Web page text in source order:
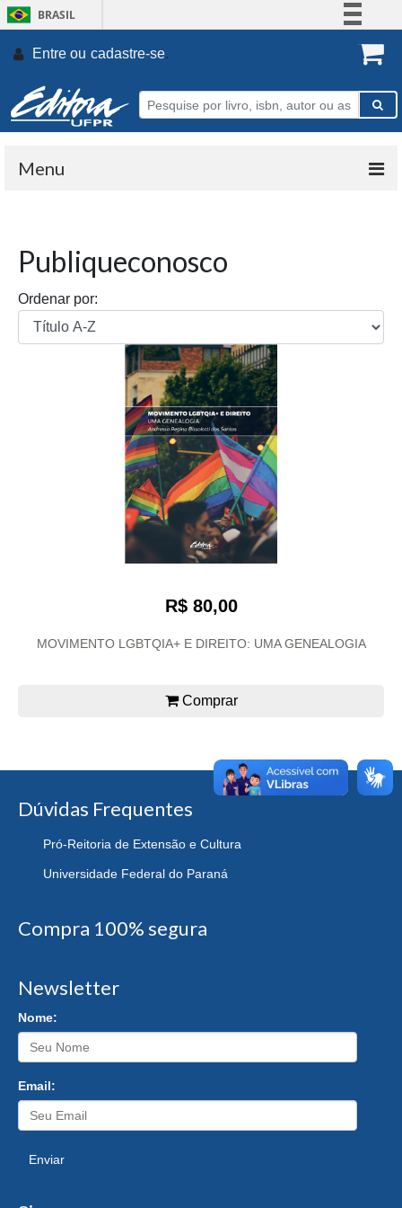
BRASIL
Participe
Entre ou cadastre-se.
Menu
Publiqueconosco
Ordenar por:
R$ 80,00
MOVIMENTO LGBTQIA+ E DIREITO: UMA GENEALOGIA
Comprar
Dúvidas Frequentes
Pró-Reitoria de Extensão e Cultura
Universidade Federal do Paraná
Compra 100% segura
Newsletter
Nome:
Email:
Enviar